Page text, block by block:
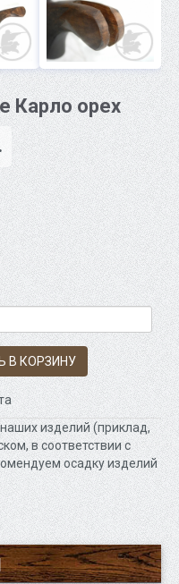
Карло орех
В КОРЗИНУ
изделий (приклад,
в соответствии с
осадку изделий